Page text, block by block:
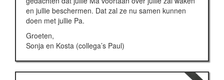
en jullie beschermen. Dat zal ze nu samen kunnen
doen met jullie Pa.
Groeten,
Sonja en Kosta (collega’s Paul)